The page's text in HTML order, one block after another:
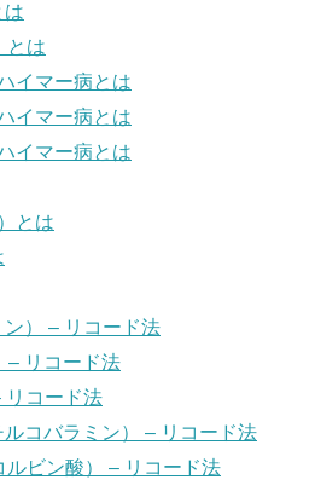
は
とは
イマー病とは
イマー病とは
イマー病とは
とは
） – リコード法
– リコード法
リコード法
コバラミン） – リコード法
ルビン酸） – リコード法